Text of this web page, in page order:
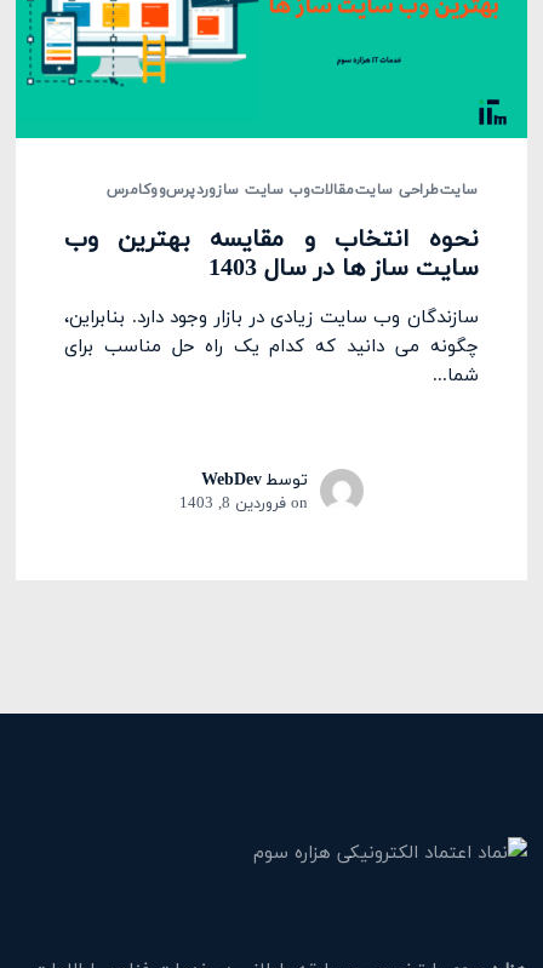
سایتطراحی سایتمقالاتوب سایت سازوردپرسووکامرس
نحوه انتخاب و مقایسه بهترین وب
سایت ساز ها در سال 1403
سازندگان وب سایت زیادی در بازار وجود دارد. بنابراین،
چگونه می دانید که کدام یک راه حل مناسب برای
شما...
توسطWebDev
onفروردین 8, 1403